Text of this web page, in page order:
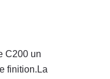
C200 un
finition.La